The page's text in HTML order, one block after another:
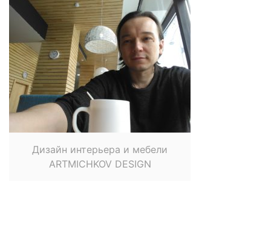
Дизайн интерьера и мебели
ARTMICHKOV DESIGN